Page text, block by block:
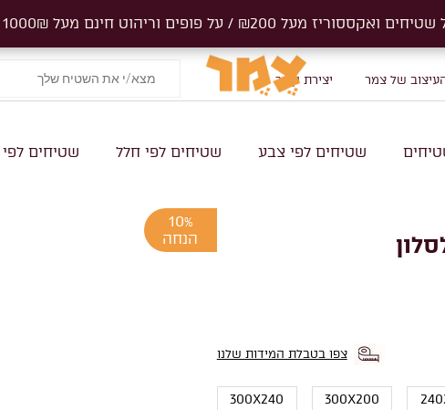
העיצוב של צמר יצירת קשר
שטיחים לפי צבע שטיחים לפי חלל שטיחים
צפו בטבלת המידות שלנו
300X200
300X240
10%
הנחה
מעל ₪200 / על פופים וריהוט חינם מעל 1000₪
מעל ₪200 / על פופים וריהוט חינם מעל 1000₪